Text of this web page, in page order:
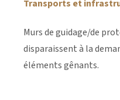
Transports et
Murs de guidage/de
disparaissent à la
éléments gênants.